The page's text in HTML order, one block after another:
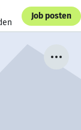
Job posten